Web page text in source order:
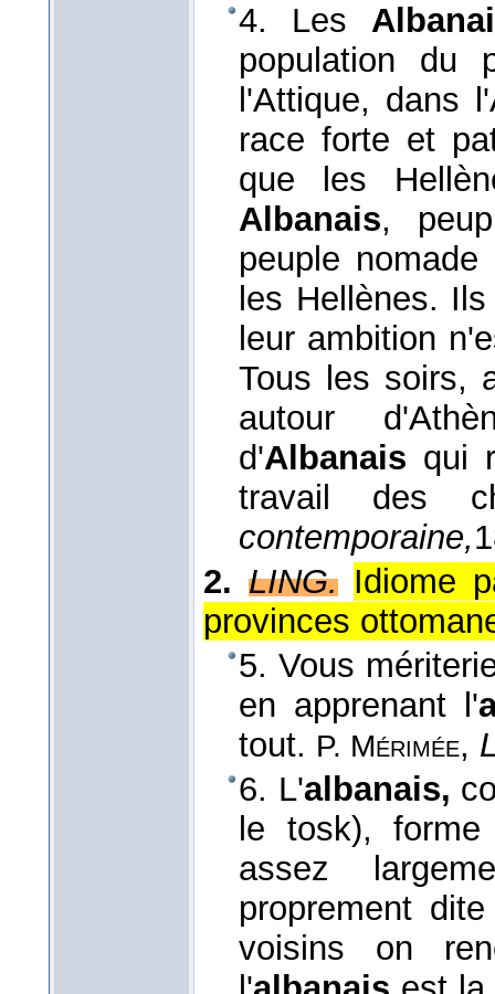
4. Les
population du
l'Attique, dans
race forte et
que les
Albanais,
peuple
les Hellènes.
leur ambition
Tous les soirs,
autour
d'Albanais qui
travail des
contemporaine,
2. LING. Idiome
provinces
5. Vous
en apprenant l'
tout. P. Mérimée,
6. L'albanais,
le tosk),
assez
proprement
voisins on